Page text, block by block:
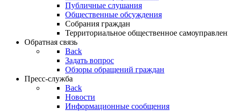
Публичные слушания
Общественные обсуждения
Собрания граждан
Территориальное общественное
Обратная связь
Back
Задать вопрос
Обзоры обращений граждан
Пресс-служба
Back
Новости
Информационные сообщения